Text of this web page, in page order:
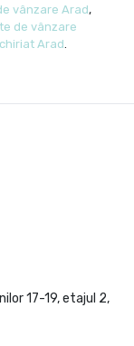
vânzare Arad,
de vânzare
Arad
17-19, etajul 2,